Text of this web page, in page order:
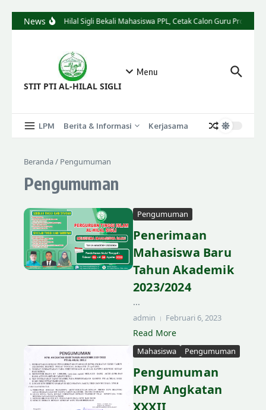
NewsSTIT Al-Hilal Sigli Bekali Mahasiswa PPL, Cetak Calon Guru
STIT PTI AL-HILAL SIGLI
Menu
LPM Berita & Informasi Kerjasama
Beranda/ Pengumuman
Pengumuman
Pengumuman
Penerimaan
Mahasiswa Baru
Tahun Akademik
2023/2024
...
admin Februari 6, 2023
Read More
Mahasiswa Pengumuman
Pengumuman
KPM Angkatan
XXXII